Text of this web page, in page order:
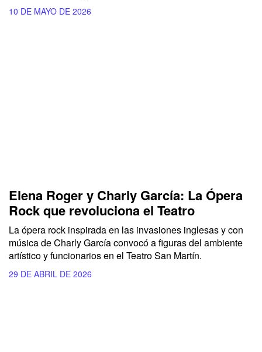
10 DE MAYO DE 2026
Elena Roger y Charly García: La Ópera
Rock que revoluciona el Teatro
La ópera rock inspirada en las invasiones inglesas y con
música de Charly García convocó a figuras del ambiente
artístico y funcionarios en el Teatro San Martín.
29 DE ABRIL DE 2026